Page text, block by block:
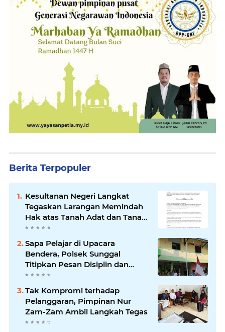
Berita Terpopuler
Kesultanan Negeri Langkat
Tegaskan Larangan Memindah
Hak atas Tanah Adat dan Tanah
Kesultanan
Sapa Pelajar di Upacara
Bendera, Polsek Sunggal
Titipkan Pesan Disiplin dan
Jauhi Kenakalan Remaja
Tak Kompromi terhadap
Pelanggaran, Pimpinan Nur
Zam-Zam Ambil Langkah Tegas